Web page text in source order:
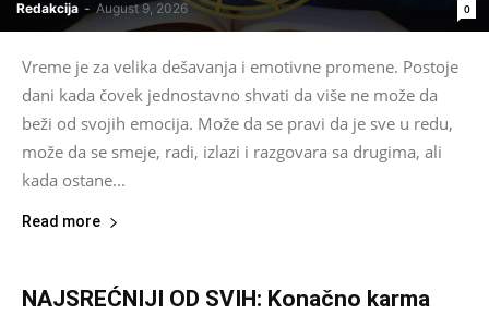
Redakcija - August 9, 2026 0
Vreme je za velika dešavanja i emotivne promene. Postoje
dani kada čovek jednostavno shvati da više ne može da
beži od svojih emocija. Može da se pravi da je sve u redu,
može da se smeje, radi, izlazi i razgovara sa drugima, ali
kada ostane...
Read more
NAJSREĆNIJI OD SVIH: Konačno karma